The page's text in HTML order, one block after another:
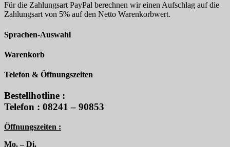
Für die Zahlungsart PayPal berechnen wir einen Aufschlag auf die
Zahlungsart von 5% auf den Netto Warenkorbwert.
Sprachen-Auswahl
Warenkorb
Telefon & Öffnungszeiten
Bestellhotline :
Telefon : 08241 – 90853
Öffnungszeiten :
Mo. – Di.